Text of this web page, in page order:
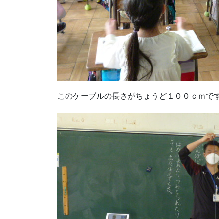
このケーブルの長さがちょうど１００ｃｍで